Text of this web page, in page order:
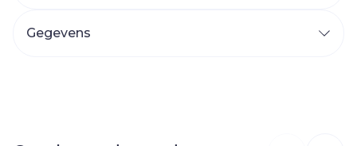
Gegevens